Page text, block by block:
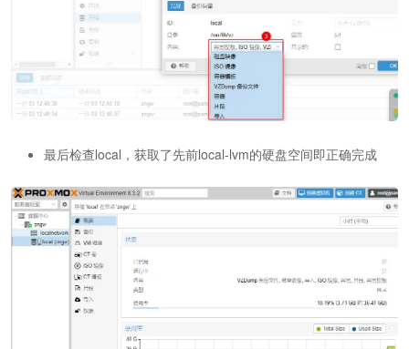
最后检查local，获取了先前local-lvm的硬盘空间即正确完成